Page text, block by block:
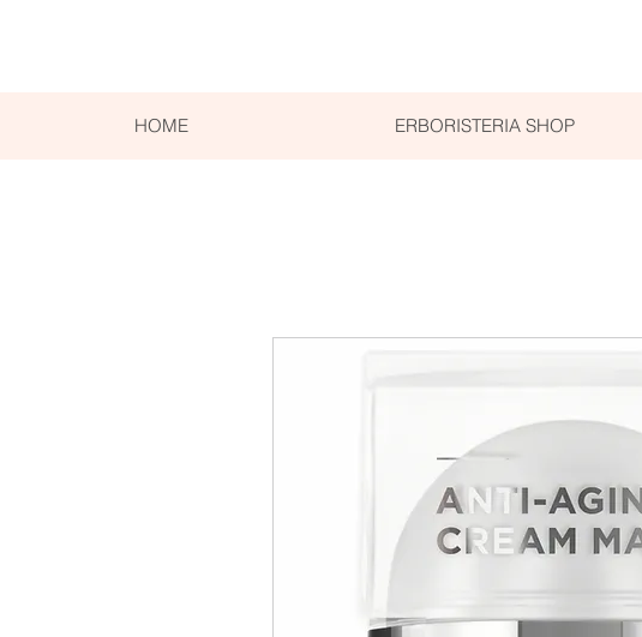
HOME ERBORISTERIA SHOP